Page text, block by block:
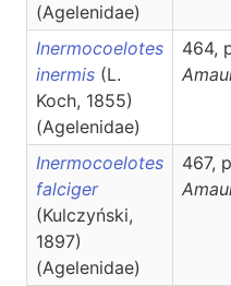
(Agelenidae)
Inermocoelotes
inermis (L.
Koch, 1855)
(Agelenidae)
464,
Inermocoelotes
falciger
(Kulczyński,
1897)
(Agelenidae)
467,